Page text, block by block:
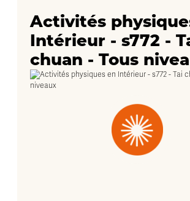
Activités
Intérieur - s772 -
chuan - Tous